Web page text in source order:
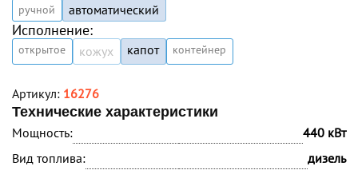
ручной автоматический
Исполнение:
открытое кожух капот контейнер
Артикул: 16276
Технические характеристики
Мощность:
440 кВт
Вид топлива:
дизель